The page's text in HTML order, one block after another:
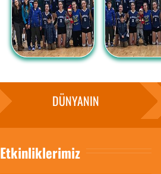
DÜNYANIN
Etkinliklerimiz